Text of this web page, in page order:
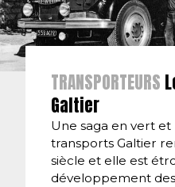
TRANSPORTEURS
Galtier
Une saga en vert et
transports Galtier
siècle et elle est
développement